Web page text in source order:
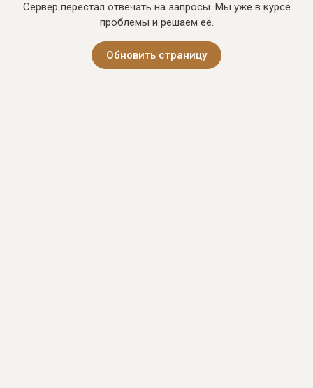
Сервер перестал отвечать на запросы. Мы уже в курсе
проблемы и решаем её.
Обновить страницу